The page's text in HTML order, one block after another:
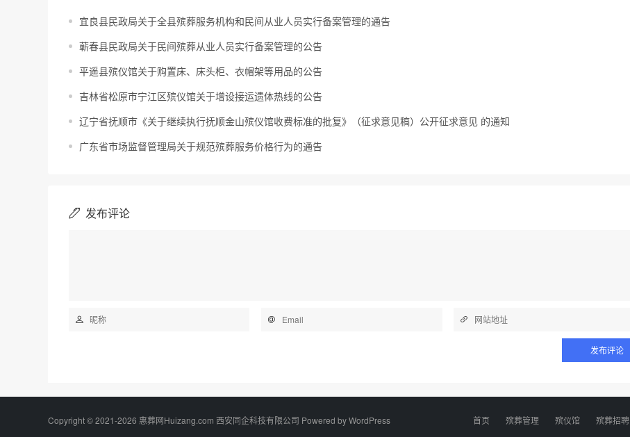
宜良县民政局关于全县殡葬服务机构和民间从业人员实行备案管理的通告
蕲春县民政局关于民间殡葬从业人员实行备案管理的公告
平遥县殡仪馆关于购置床、床头柜、衣帽架等用品的公告
吉林省松原市宁江区殡仪馆关于增设接运遗体热线的公告
辽宁省抚顺市《关于继续执行抚顺金山殡仪馆收费标准的批复》（征求意见稿）公开征求意见 的通知
广东省市场监督管理局关于规范殡葬服务价格行为的通告
发布评论
Copyright © 2021-2026 惠葬网Huizang.com 西安同企科技有限公司 Powered byWordPress 首页 殡葬管理 殡仪馆 殡葬招聘